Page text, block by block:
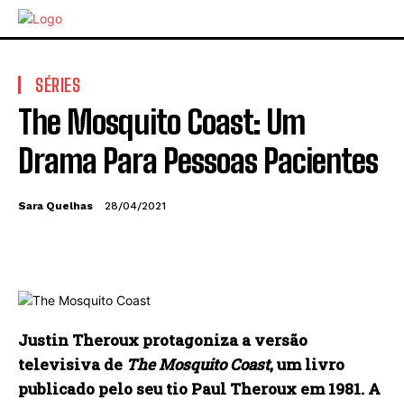
SÉRIES
The Mosquito Coast: Um
Drama Para Pessoas Pacientes
Sara Quelhas 28/04/2021
Justin Theroux protagoniza a versão
televisiva de The Mosquito Coast, um livro
publicado pelo seu tio Paul Theroux em 1981. A